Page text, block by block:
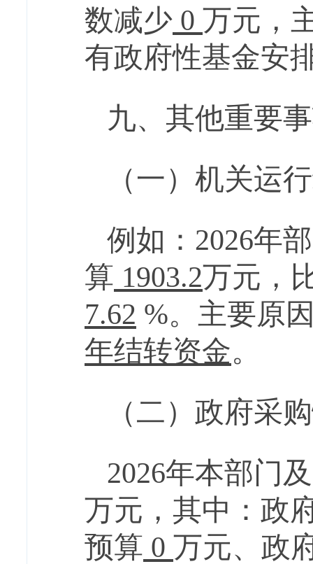
数减少 0 万元 ，
有政府性基金安
九、 其他重要
（一）机关运
例如 ： 2026年
算 1903.2万元，
7.62 %。主要原
年结转资金。
（二）政府采
2026年本部门及
万元，其中：政
预算 0 万元、政